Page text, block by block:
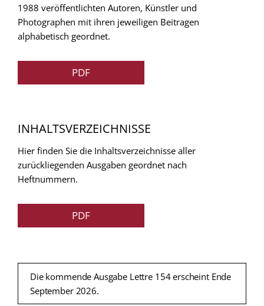
1988 veröffentlichten Autoren, Künstler und
Photographen mit ihren jeweiligen Beitragen
alphabetisch geordnet.
PDF
INHALTSVERZEICHNISSE
Hier finden Sie die Inhaltsverzeichnisse aller
zurückliegenden Ausgaben geordnet nach
Heftnummern.
PDF
Die kommende Ausgabe Lettre 154 erscheint Ende
September 2026.